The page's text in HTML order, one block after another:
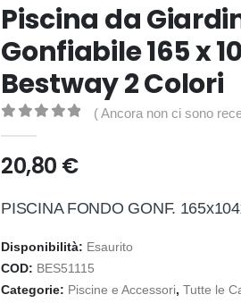
Piscina da
Gonfiabile 165 x
Bestway 2 Colori
( Ancora non ci sono
20,80 €
PISCINA FONDO GONF.
Disponibilità: Esaurito
COD: BES51115
Categorie: Piscine e Accessori,Tutte le